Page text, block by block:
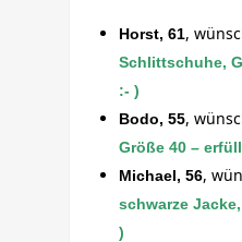
Horst, 61,
Schlittschuhe,
:- )
Bodo, 55,
Größe 40 –
Michael, 56,
schwarze
)